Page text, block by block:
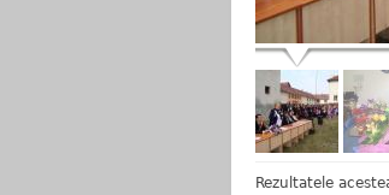
Rezultatele